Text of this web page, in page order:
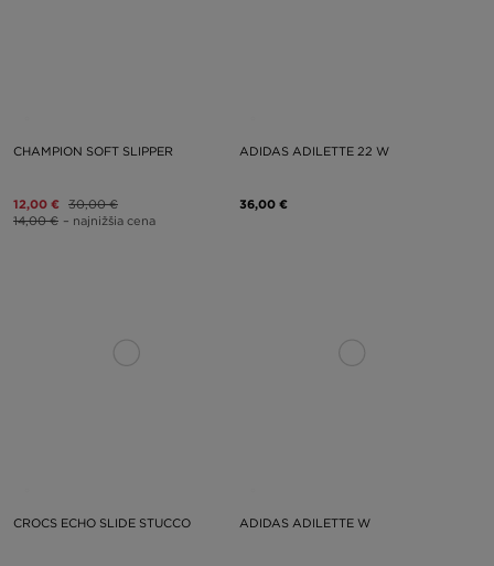
CHAMPION SOFT SLIPPER
12,00 € 30,00 €
14,00 € – najnižšia cena
ADIDAS ADILETTE 22 W
36,00 €
CROCS ECHO SLIDE STUCCO ADIDAS ADILETTE W